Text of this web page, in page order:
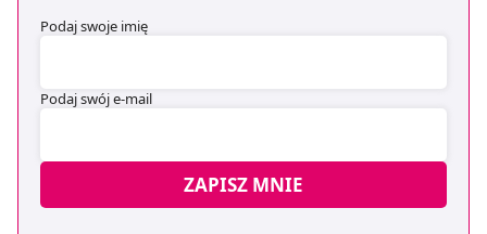
Podaj swoje imię
Podaj swój e-mail
ZAPISZ MNIE